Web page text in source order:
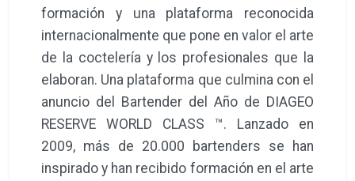
formación y una plataforma reconocida
internacionalmente que pone en valor el arte
de la coctelería y los profesionales que la
elaboran. Una plataforma que culmina con el
anuncio del Bartender del Año de DIAGEO
RESERVE WORLD CLASS ™. Lanzado en
2009, más de 20.000 bartenders se han
inspirado y han recibido formación en el arte